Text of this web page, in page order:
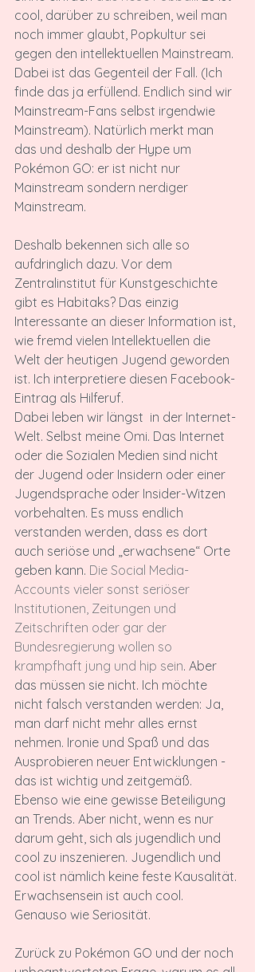
cool, darüber zu schreiben, weil man
noch immer glaubt, Popkultur sei
gegen den intellektuellen Mainstream.
Dabei ist das Gegenteil der Fall. (Ich
finde das ja erfüllend. Endlich sind wir
Mainstream-Fans selbst irgendwie
Mainstream). Natürlich merkt man
das und deshalb der Hype um
Pokémon GO: er ist nicht nur
Mainstream sondern nerdiger
Mainstream.
Deshalb bekennen sich alle so
aufdringlich dazu. Vor dem
Zentralinstitut für Kunstgeschichte
gibt es Habitaks? Das einzig
Interessante an dieser Information ist,
wie fremd vielen Intellektuellen die
Welt der heutigen Jugend geworden
ist. Ich interpretiere diesen Facebook-
Eintrag als Hilferuf.
Dabei leben wir längst in der Internet-
Welt. Selbst meine Omi. Das Internet
oder die Sozialen Medien sind nicht
der Jugend oder Insidern oder einer
Jugendsprache oder Insider-Witzen
vorbehalten. Es muss endlich
verstanden werden, dass es dort
auch seriöse und „erwachsene“ Orte
geben kann. Die Social Media-
Accounts vieler sonst seriöser
Institutionen, Zeitungen und
Zeitschriften oder gar der
Bundesregierung wollen so
krampfhaft jung und hip sein. Aber
das müssen sie nicht. Ich möchte
nicht falsch verstanden werden: Ja,
man darf nicht mehr alles ernst
nehmen. Ironie und Spaß und das
Ausprobieren neuer Entwicklungen -
das ist wichtig und zeitgemäß.
Ebenso wie eine gewisse Beteiligung
an Trends. Aber nicht, wenn es nur
darum geht, sich als jugendlich und
cool zu inszenieren. Jugendlich und
cool ist nämlich keine feste Kausalität.
Erwachsensein ist auch cool.
Genauso wie Seriosität.
Zurück zu Pokémon GO und der noch